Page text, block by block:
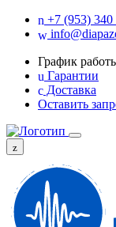
+7 (953) 340
График
Гарантии
Доставка
Оставить